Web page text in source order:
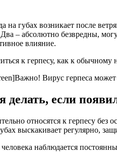
на губах возникает после
– абсолютно безвредны,
влияние.
к герпесу, как к
Вирус герпеса
делать, если
относятся к герпесу
выскакивает регулярно,
наблюдается